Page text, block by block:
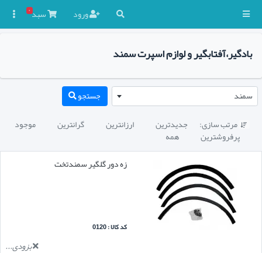
ورود سبد۰
بادگیر،آفتابگیر و لوازم اسپرت سمند
سمند جستجو
 مرتب سازی: جدیدترین ارزانترین گرانترین موجود
پرفروشترین
همه
زه دور گلگیر سمندتخت
کد کالا : 0120
بزودی...